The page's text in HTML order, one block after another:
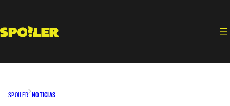
contenido
SPOILER NOTICIAS